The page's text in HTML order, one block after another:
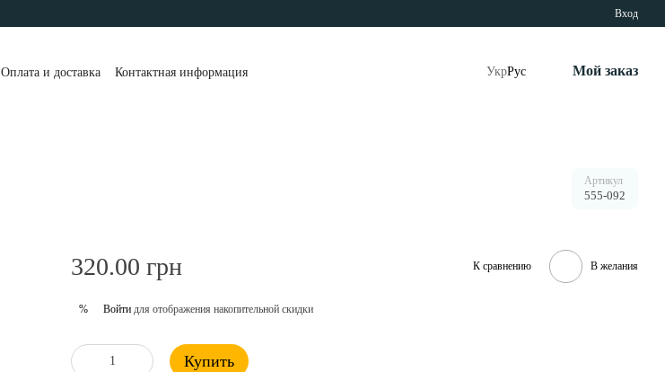
Вход
Оплата и доставка Контактная информация УкрРус Мой заказ
Артикул
555-092
320.00 грн К сравнению В желания
% Войти для отображения накопительной скидки
Купить